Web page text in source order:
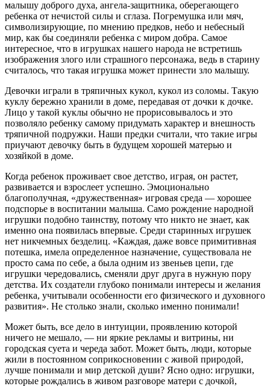
малышу доброго духа, ангела-защитника, оберегающего
ребенка от нечистой силы и сглаза. Погремушка или мяч,
символизирующие, по мнению предков, небо и небесный
мир, как бы соединяли ребенка с миром добра. Самое
интересное, что в игрушках нашего народа не встретишь
изображения злого или страшного персонажа, ведь в старину
считалось, что такая игрушка может принести зло малышу.
Девочки играли в тряпичных кукол, кукол из соломы. Такую
куклу бережно хранили в доме, передавая от дочки к дочке.
Лицо у такой куклы обычно не прорисовывалось и это
позволяло ребенку самому придумать характер и внешность
тряпичной подружки. Наши предки считали, что такие игры
приучают девочку быть в будущем хорошей матерью и
хозяйкой в доме.
Когда ребенок проживает свое детство, играя, он растет,
развивается и взрослеет успешно. Эмоционально
благополучная, «дружественная» игровая среда — хорошее
подспорье в воспитании малыша. Само рождение народной
игрушки подобно таинству, потому что никто не знает, как
именно она появилась впервые. Среди старинных игрушек
нет никчемных безделиц. «Каждая, даже вовсе примитивная
потешка, имела определенное назначение, существовала не
просто сама по себе, а была одним из звеньев цепи, где
игрушки чередовались, сменяли друг друга в нужную пору
детства. Их создатели глубоко понимали интересы и желания
ребенка, учитывали особенности его физического и духовного
развития». Не столько знали, сколько именно понимали!
Может быть, все дело в интуиции, проявлению которой
ничего не мешало, — ни яркие рекламы и витрины, ни
городская суета и череда забот. Может быть, люди, которые
жили в постоянном соприкосновении с живой природой,
лучше понимали и мир детской души? Ясно одно: игрушки,
которые рождались в живом разговоре матери с дочкой,